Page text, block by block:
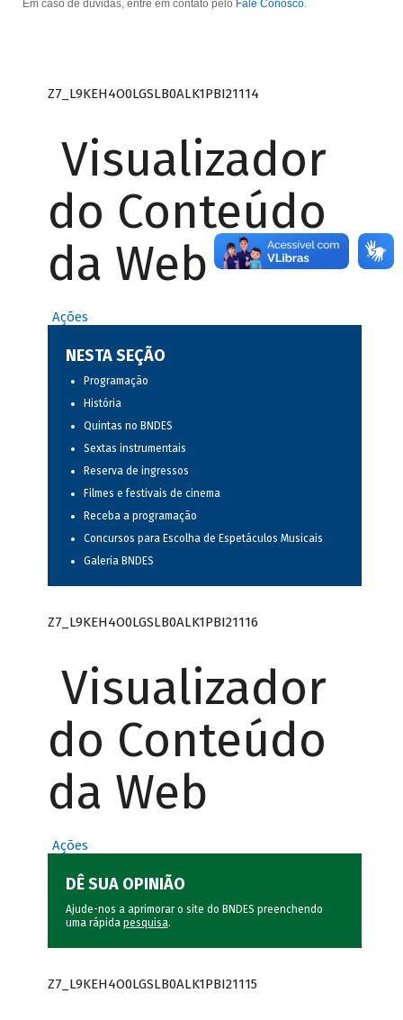
Em caso de dúvidas, entre em contato pelo Fale Conosco.
Z7_L9KEH4O0LGSLB0ALK1PBI21114
Visualizador
do Conteúdo
da Web
Ações
NESTA SEÇÃO
Programação
História
Quintas no BNDES
Sextas instrumentais
Reserva de ingressos
Filmes e festivais de cinema
Receba a programação
Concursos para Escolha de Espetáculos Musicais
Galeria BNDES
Z7_L9KEH4O0LGSLB0ALK1PBI21116
Visualizador
do Conteúdo
da Web
Ações
DÊ SUA OPINIÃO
Ajude-nos a aprimorar o site do BNDES preenchendo
uma rápida pesquisa.
Z7_L9KEH4O0LGSLB0ALK1PBI21115